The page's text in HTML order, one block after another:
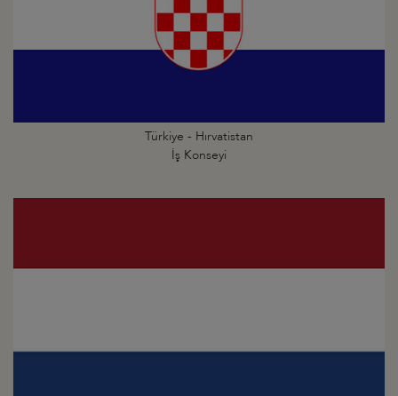
Türkiye - Hırvatistan
İş Konseyi